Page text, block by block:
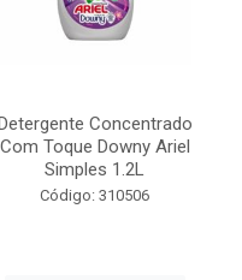
Concentrado
Com Toque Downy Ariel
Simples 1.2L
Código: 310506